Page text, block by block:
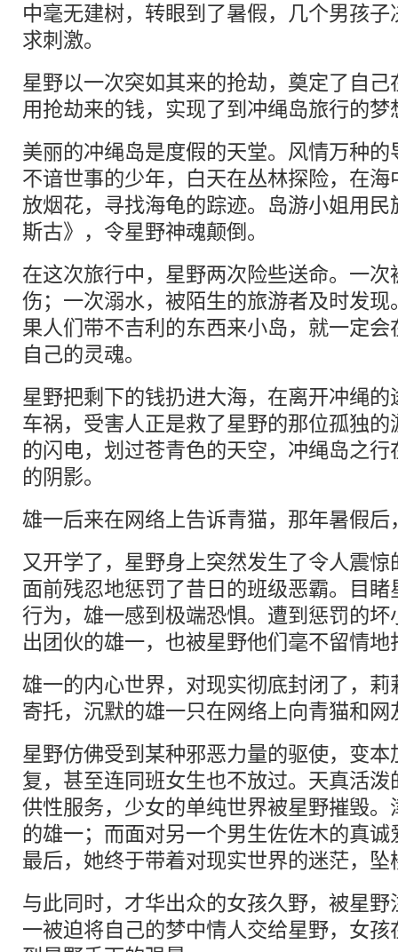
中毫无建树，转眼到了暑假，几个男孩
求刺激。
星野以一次突如其来的抢劫，奠定了自
用抢劫来的钱，实现了到冲绳岛旅行的梦
美丽的冲绳岛是度假的天堂。风情万种
不谙世事的少年，白天在丛林探险，在
放烟花，寻找海龟的踪迹。岛游小姐用
斯古》，令星野神魂颠倒。
在这次旅行中，星野两次险些送命。一
伤；一次溺水，被陌生的旅游者及时发
果人们带不吉利的东西来小岛，就一定
自己的灵魂。
星野把剩下的钱扔进大海，在离开冲绳
车祸，受害人正是救了星野的那位孤独
的闪电，划过苍青色的天空，冲绳岛之
的阴影。
雄一后来在网络上告诉青猫，那年暑假
又开学了，星野身上突然发生了令人震
面前残忍地惩罚了昔日的班级恶霸。目
行为，雄一感到极端恐惧。遭到惩罚的
出团伙的雄一，也被星野他们毫不留情地
雄一的内心世界，对现实彻底封闭了，
寄托，沉默的雄一只在网络上向青猫和网
星野仿佛受到某种邪恶力量的驱使，变
复，甚至连同班女生也不放过。天真活
供性服务，少女的单纯世界被星野摧毁
的雄一；而面对另一个男生佐佐木的真
最后，她终于带着对现实世界的迷茫，坠
与此同时，才华出众的女孩久野，被星
一被迫将自己的梦中情人交给星野，女